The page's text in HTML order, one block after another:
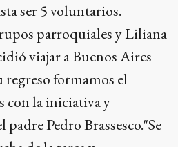
ser 5 voluntarios.
parroquiales y Liliana
viajar a Buenos Aires
regreso formamos el
con la iniciativa y
Pedro Brassesco."Se